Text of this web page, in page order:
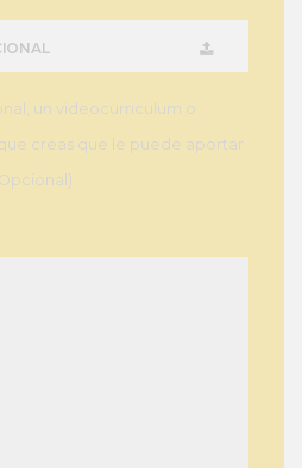
un videocurriculum o
creas que le puede aportar